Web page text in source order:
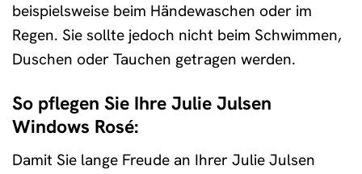
beispielsweise beim Händewaschen oder im
Regen. Sie sollte jedoch nicht beim Schwimmen,
Duschen oder Tauchen getragen werden.
So pflegen Sie Ihre Julie Julsen
Windows Rosé:
Damit Sie lange Freude an Ihrer Julie Julsen